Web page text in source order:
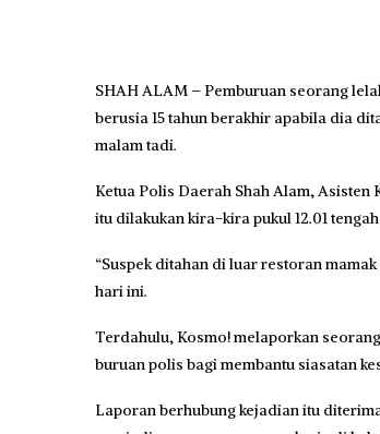
SHAH ALAM – Pemburuan seorang
berusia 15 tahun berakhir apabila dia
malam tadi.
Ketua Polis Daerah Shah Alam,
itu dilakukan kira-kira pukul 12.01
“Suspek ditahan di luar restoran
hari ini.
Terdahulu, Kosmo! melaporkan
buruan polis bagi membantu siasatan
Laporan berhubung kejadian itu